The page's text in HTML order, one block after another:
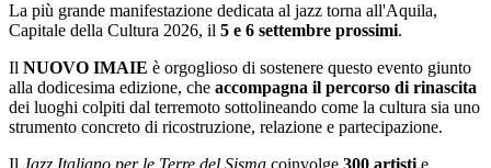
La più grande manifestazione dedicata al jazz torna all'Aquila,
Capitale della Cultura 2026, il 5 e 6 settembre prossimi.
Il NUOVO IMAIE è orgoglioso di sostenere questo evento giunto
alla dodicesima edizione, che accompagna il percorso di rinascita
dei luoghi colpiti dal terremoto sottolineando come la cultura sia uno
strumento concreto di ricostruzione, relazione e partecipazione.